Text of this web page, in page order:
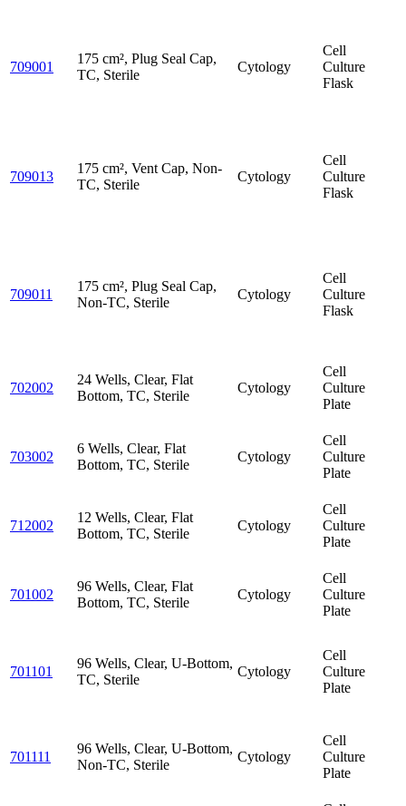
709001
175 cm², Plug Seal Cap,
TC, Sterile
Cytology
Cell
Culture
Flask
709013
175 cm², Vent Cap, Non-
TC, Sterile
Cytology
Cell
Culture
Flask
709011
175 cm², Plug Seal Cap,
Non-TC, Sterile
Cytology
Cell
Culture
Flask
702002
24 Wells, Clear, Flat
Bottom, TC, Sterile
Cytology
Cell
Culture
Plate
703002
6 Wells, Clear, Flat
Bottom, TC, Sterile
Cytology
Cell
Culture
Plate
712002
12 Wells, Clear, Flat
Bottom, TC, Sterile
Cytology
Cell
Culture
Plate
701002
96 Wells, Clear, Flat
Bottom, TC, Sterile
Cytology
Cell
Culture
Plate
701101
96 Wells, Clear, U-Bottom,
TC, Sterile
Cytology
Cell
Culture
Plate
701111
96 Wells, Clear, U-Bottom,
Non-TC, Sterile
Cytology
Cell
Culture
Plate